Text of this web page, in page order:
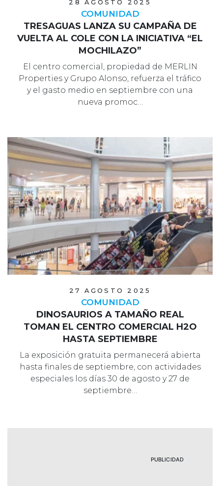
28 AGOSTO 2025
COMUNIDAD
TRESAGUAS LANZA SU CAMPAÑA DE
VUELTA AL COLE CON LA INICIATIVA “EL
MOCHILAZO”
El centro comercial, propiedad de MERLIN
Properties y Grupo Alonso, refuerza el tráfico
y el gasto medio en septiembre con una
nueva promoc…
27 AGOSTO 2025
COMUNIDAD
DINOSAURIOS A TAMAÑO REAL
TOMAN EL CENTRO COMERCIAL H2O
HASTA SEPTIEMBRE
La exposición gratuita permanecerá abierta
hasta finales de septiembre, con actividades
especiales los días 30 de agosto y 27 de
septiembre…
PUBLICIDAD